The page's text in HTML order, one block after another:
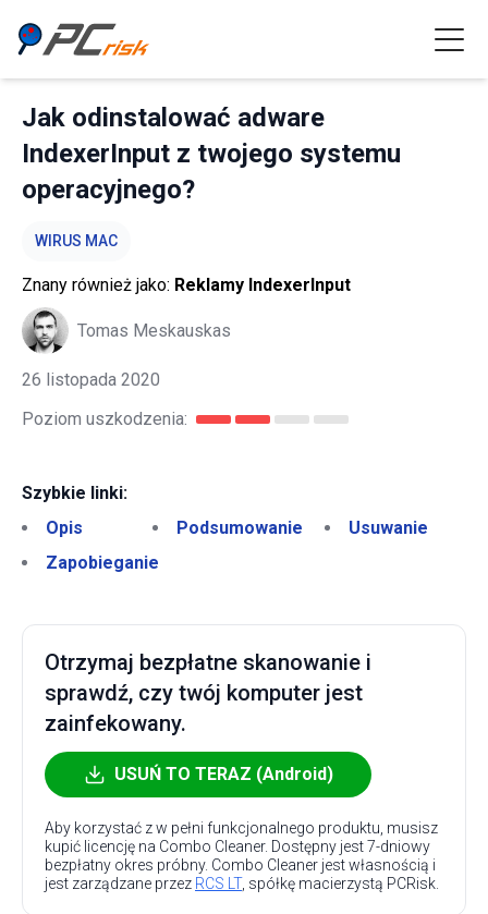
Jak odinstalować adware
IndexerInput z twojego systemu
operacyjnego?
WIRUS MAC
Znany również jako: Reklamy IndexerInput
Tomas Meskauskas
26 listopada 2020
Poziom uszkodzenia:
Szybkie linki:
Opis
Podsumowanie
Usuwanie
Zapobieganie
Otrzymaj bezpłatne skanowanie i
sprawdź, czy twój komputer jest
zainfekowany.
USUŃ TO TERAZ (Android)
Aby korzystać z w pełni funkcjonalnego produktu, musisz
kupić licencję na Combo Cleaner. Dostępny jest 7-dniowy
bezpłatny okres próbny. Combo Cleaner jest własnością i
jest zarządzane przez RCS LT, spółkę macierzystą PCRisk.